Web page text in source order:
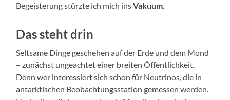
Begeisterung stürzte ich mich insVakuum.
Das steht drin
Seltsame Dinge geschehen auf der Erde und dem Mond
– zunächst ungeachtet einer breiten Öffentlichkeit.
Denn wer interessiert sich schon für Neutrinos, die in
antarktischen Beobachtungsstation gemessen werden.